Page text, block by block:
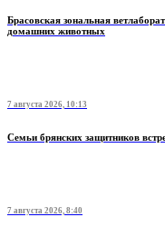
Брасовская зональная
домашних животных
7 августа 2026, 10:13
Семьи брянских защитников
7 августа 2026, 8:40